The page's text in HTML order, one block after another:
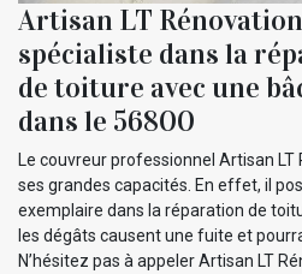
Artisan LT
spécialiste dans la
de toiture avec une
dans le 56800
Le couvreur professionnel Artisan
ses grandes capacités. En effet, il
exemplaire dans la réparation de
les dégâts causent une fuite et
N’hésitez pas à appeler Artisan LT